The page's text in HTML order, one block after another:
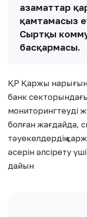
азаматтар
қамтамасыз
Сыртқы
басқармасы.
ҚР Қаржы нарығын
банк секторындағы
мониторингтеуді
болған жағдайда,
тәуекелдердің
әсерін әлсірету
дайын